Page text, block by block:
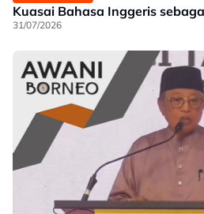
Kuasai Bahasa Inggeris
31/07/2026